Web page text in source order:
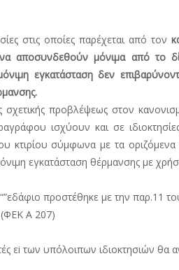
στις οποίες παρέχεται από τον
αποσυνδεθούν μόνιμα από το
εγκατάσταση δεν
σχετικής προβλέψεως στον
ισχύουν και σε
κτιρίου σύμφωνα με τα
εγκατάσταση θέρμανσης με
προστέθηκε με την παρ.11
Α 207)
εi των υπόλοιπων ιδιοκτησιών θα